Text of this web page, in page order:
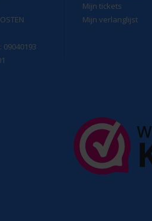
Mijn tickets
Mijn verlanglijst